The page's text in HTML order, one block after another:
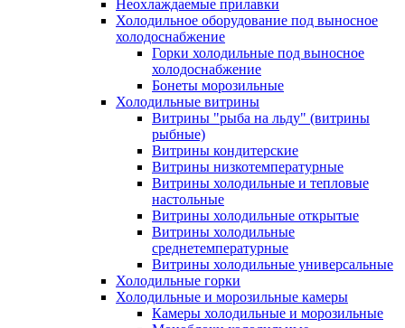
Неохлаждаемые прилавки
Холодильное оборудование под выносное
холодоснабжение
Горки холодильные под выносное
холодоснабжение
Бонеты морозильные
Холодильные витрины
Витрины "рыба на льду" (витрины
рыбные)
Витрины кондитерские
Витрины низкотемпературные
Витрины холодильные и тепловые
настольные
Витрины холодильные открытые
Витрины холодильные
среднетемпературные
Витрины холодильные универсальные
Холодильные горки
Холодильные и морозильные камеры
Камеры холодильные и морозильные